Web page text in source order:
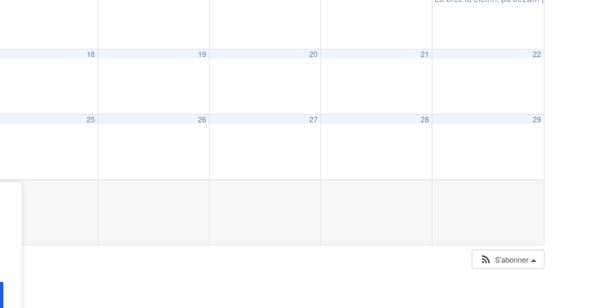
18 19 20 21 22
25 26 27 28 29
S’abonner